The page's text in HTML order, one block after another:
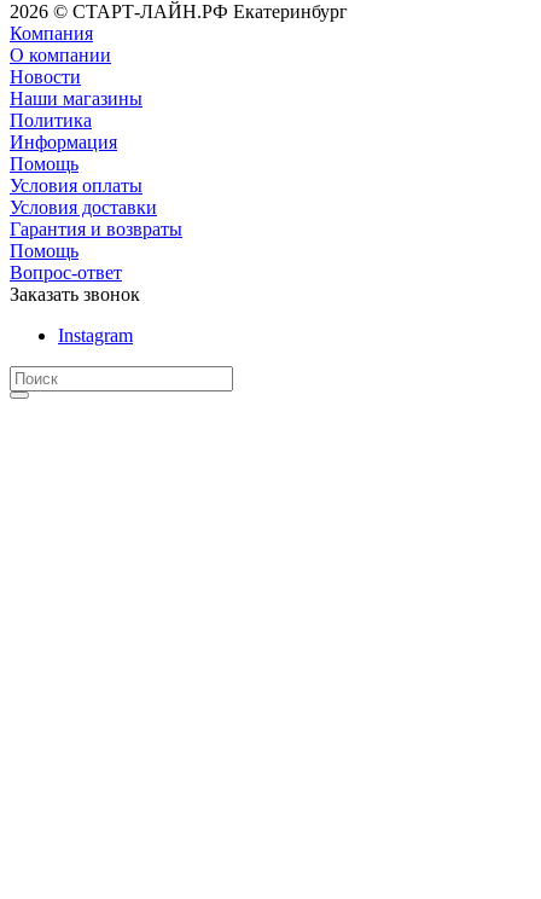
2026 © СТАРТ-ЛАЙН.РФ Екатеринбург
Компания
О компании
Новости
Наши магазины
Политика
Информация
Помощь
Условия оплаты
Условия доставки
Гарантия и возвраты
Помощь
Вопрос-ответ
Заказать звонок
Instagram